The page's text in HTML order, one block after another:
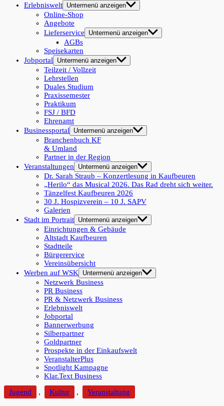
Erlebniswelt Untermenü anzeigen
Online-Shop
Angebote
Lieferservice
Untermenü anzeigen
AGBs
Speisekarten
Jobportal
Untermenü anzeigen
Teilzeit / Vollzeit
Lehrstellen
Duales Studium
Praxissemester
Praktikum
FSJ / BFD
Ehrenamt
Businessportal
Untermenü anzeigen
Branchenbuch KF
& Umland
Partner in der Region
Veranstaltungen
Untermenü anzeigen
Dr. Sarah Straub – Konzertlesung in Kaufbeuren
„Herilo“ das Musical 2026. Das Rad dreht sich weiter.
Tänzelfest Kaufbeuren 2026
30 J. Hospizverein – 10 J. SAPV
Galerien
Stadt im Portrait Untermenü anzeigen
Einrichtungen & Gebäude
Altstadt Kaufbeuren
Stadtteile
Bürgerervice
Vereinsübersicht
Werben auf WSK
Untermenü anzeigen
Netzwerk Business
PR Business
PR & Netzwerk Business
Erlebniswelt
Jobportal
Bannerwerbung
Silberpartner
Goldpartner
Prospekte in der Einkaufswelt
VeranstalterPlus
Spotlight Kampagne
Klar.Text Business
Jugend
, Kultur , Veranstaltung